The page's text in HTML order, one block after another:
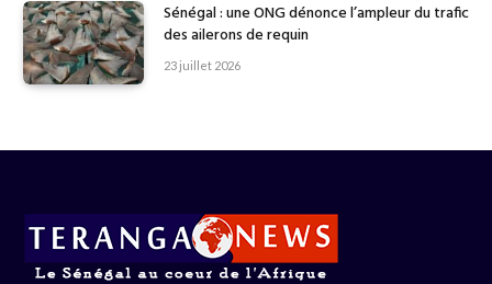
Sénégal : une ONG dénonce l’ampleur du trafic
des ailerons de requin
23 juillet 2026